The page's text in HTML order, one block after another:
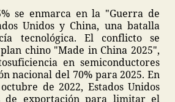
se enmarca en la "Guerra de
Unidos y China, una batalla
tecnológica. El conflicto se
chino "Made in China 2025",
en semiconductores
nacional del 70% para 2025. En
de 2022, Estados Unidos
de exportación para limitar el